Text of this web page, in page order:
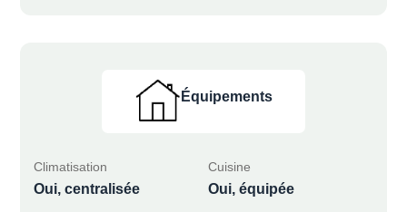
Équipements
Climatisation
Oui, centralisée
Cuisine
Oui, équipée